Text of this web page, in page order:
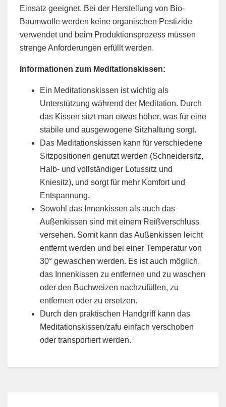
Einsatz geeignet. Bei der Herstellung von Bio-
Baumwolle werden keine organischen Pestizide
verwendet und beim Produktionsprozess müssen
strenge Anforderungen erfüllt werden.
Informationen zum Meditationskissen:
Ein Meditationskissen ist wichtig als
Unterstützung während der Meditation. Durch
das Kissen sitzt man etwas höher, was für eine
stabile und ausgewogene Sitzhaltung sorgt.
Das Meditationskissen kann für verschiedene
Sitzpositionen genutzt werden (Schneidersitz,
Halb- und vollständiger Lotussitz und
Kniesitz), und sorgt für mehr Komfort und
Entspannung.
Sowohl das Innenkissen als auch das
Außenkissen sind mit einem Reißverschluss
versehen. Somit kann das Außenkissen leicht
entfernt werden und bei einer Temperatur von
30° gewaschen werden. Es ist auch möglich,
das Innenkissen zu entfernen und zu waschen
oder den Buchweizen nachzufüllen, zu
entfernen oder zu ersetzen.
Durch den praktischen Handgriff kann das
Meditationskissen/zafu einfach verschoben
oder transportiert werden.